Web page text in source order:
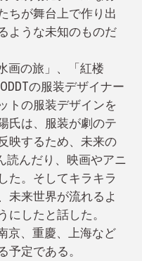
ちが舞台上で作り出
ような未知のものだ
画の旅」、「紅楼
の服装デザイナー
トの服装デザインを
氏は、服装が劇のテ
映するため、未来の
読んだり、映画やアニ
た。そしてキラキラ
未来世界が流れるよ
したと話した。
京、重慶、上海など
定である。